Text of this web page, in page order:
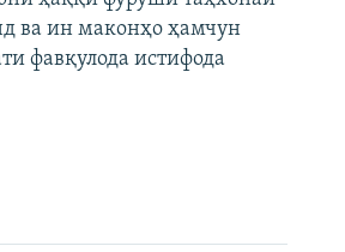
ва ин маконҳо ҳамчун
фавқулода истифода